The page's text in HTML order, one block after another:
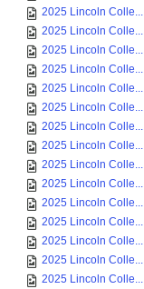
2025 Lincoln Colle...
2025 Lincoln Colle...
2025 Lincoln Colle...
2025 Lincoln Colle...
2025 Lincoln Colle...
2025 Lincoln Colle...
2025 Lincoln Colle...
2025 Lincoln Colle...
2025 Lincoln Colle...
2025 Lincoln Colle...
2025 Lincoln Colle...
2025 Lincoln Colle...
2025 Lincoln Colle...
2025 Lincoln Colle...
2025 Lincoln Colle...